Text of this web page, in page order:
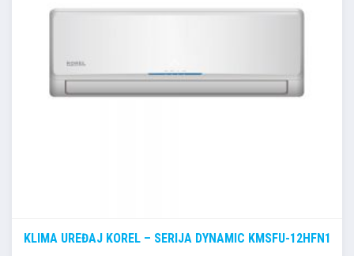
KLIMA UREĐAJ KOREL – SERIJA DYNAMIC KMSFU-12HFN1